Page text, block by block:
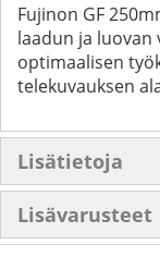
Fujinon GF
laadun ja luovan
optimaalisen
telekuvauksen
Lisätietoja
Lisävarusteet